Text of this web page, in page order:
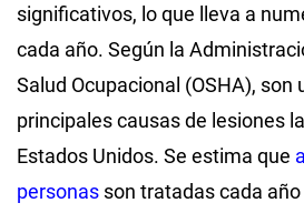
significativos, lo que lleva a
cada año. Según la
Salud Ocupacional (OSHA), son
principales causas de lesiones
Estados Unidos. Se estima que
personas son tratadas cada